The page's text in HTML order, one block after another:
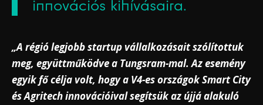
innovációs kihívásaira.
„A régió legjobb startup vállalkozásait szólítottuk
meg, együttműködve a Tungsram-mal. Az esemény
egyik fő célja volt, hogy a V4-es országok Smart City
és Agritech innovációival segítsük az újjá alakuló